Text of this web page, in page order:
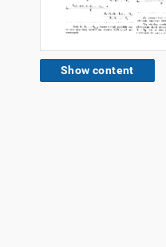
Show content